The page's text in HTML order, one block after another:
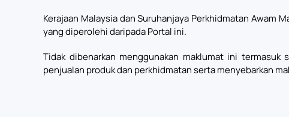
Kerajaan Malaysia dan Suruhanjaya Perkhidmatan Awam
yang diperolehi daripada Portal ini.
Tidak dibenarkan menggunakan maklumat ini
penjualan produk dan perkhidmatan serta menyebarkan